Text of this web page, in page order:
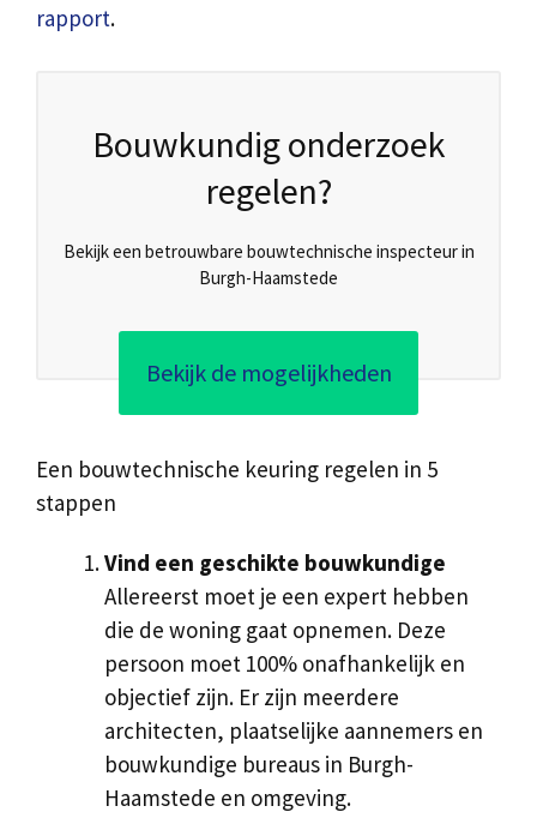
rapport.
Bouwkundig onderzoek
regelen?
Bekijk een betrouwbare bouwtechnische inspecteur in
Burgh-Haamstede
Bekijk de mogelijkheden
Een bouwtechnische keuring regelen in 5
stappen
Vind een geschikte bouwkundige
Allereerst moet je een expert hebben
die de woning gaat opnemen. Deze
persoon moet 100% onafhankelijk en
objectief zijn. Er zijn meerdere
architecten, plaatselijke aannemers en
bouwkundige bureaus in Burgh-
Haamstede en omgeving.